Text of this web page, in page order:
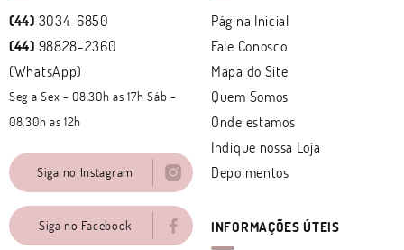
(44) 3034-6850
(44) 98828-2360
(WhatsApp)
Seg a Sex - 08.30h as 17h Sáb -
08.30h as 12h
Siga no Instagram
Siga no Facebook
Página Inicial
Fale Conosco
Mapa do Site
Quem Somos
Onde estamos
Indique nossa Loja
Depoimentos
INFORMAÇÕES ÚTEIS